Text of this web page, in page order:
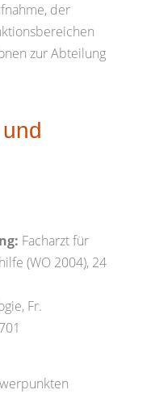
der
zur Abteilung
Facharzt für
(WO 2004), 24
Fr.